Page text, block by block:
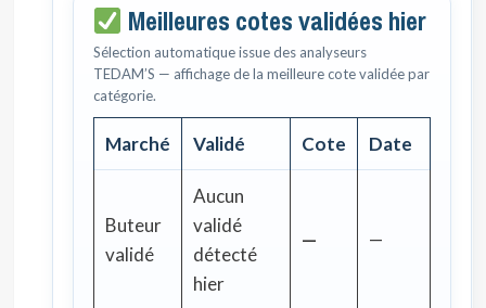
Meilleures cotes validées hier
Sélection automatique issue des analyseurs
TEDAM’S — affichage de la meilleure cote validée par
catégorie.
Marché Validé Cote Date
Buteur
validé
Aucun
validé
détecté
hier
— —